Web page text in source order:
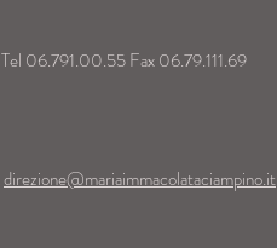
Tel 06.791.00.55 Fax 06.79.111.69
direzione@mariaimmacolataciampino.it